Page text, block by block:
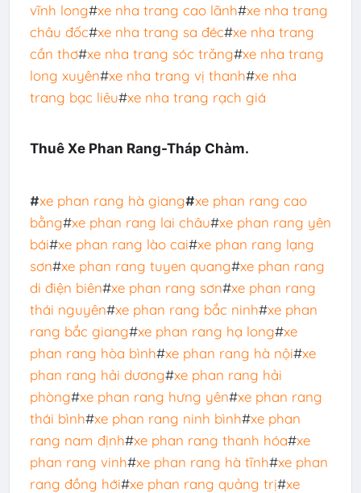
vĩnh long#xe nha trang cao lãnh#xe nha trang
châu đốc#xe nha trang sa đéc#xe nha trang
cần thơ#xe nha trang sóc trăng#xe nha trang
long xuyên#xe nha trang vị thanh#xe nha
trang bạc liêu#xe nha trang rạch giá
Thuê Xe Phan Rang-Tháp Chàm.
#xe phan rang hà giang#xe phan rang cao
bằng#xe phan rang lai châu#xe phan rang yên
bái#xe phan rang lào cai#xe phan rang lạng
sơn#xe phan rang tuyen quang#xe phan rang
di điện biên#xe phan rang sơn#xe phan rang
thái nguyên#xe phan rang bắc ninh#xe phan
rang bắc giang#xe phan rang hạ long#xe
phan rang hòa bình#xe phan rang hà nội#xe
phan rang hải dương#xe phan rang hải
phòng#xe phan rang hưng yên#xe phan rang
thái bình#xe phan rang ninh bình#xe phan
rang nam định#xe phan rang thanh hóa#xe
phan rang vinh#xe phan rang hà tĩnh#xe phan
rang đồng hới#xe phan rang quảng trị#xe